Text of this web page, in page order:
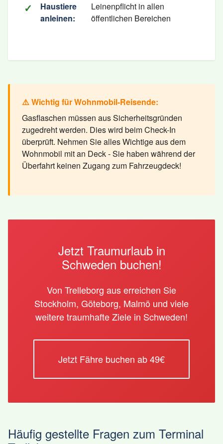
Haustiere
anleinen:
Leinenpflicht in allen
öffentlichen Bereichen
⚠️ Wichtig für Wohnmobil-Reisende:
Gasflaschen müssen aus Sicherheitsgründen
zugedreht werden. Dies wird beim Check-In
überprüft. Nehmen Sie alles Wichtige aus dem
Wohnmobil mit an Deck - Sie haben während der
Überfahrt keinen Zugang zum Fahrzeugdeck!
Jetzt Traumurlaub in
Schweden buchen!
Von Trelleborg aus erreichen Sie
Stockholm, Göteborg, Malmö und viele
weitere traumhafte Ziele in Schweden!
Jetzt Fähre buchen ab 49€
Häufig gestellte Fragen zum Terminal